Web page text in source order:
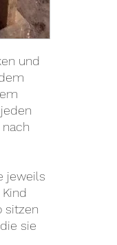
und
jeweils
sitzen
sie